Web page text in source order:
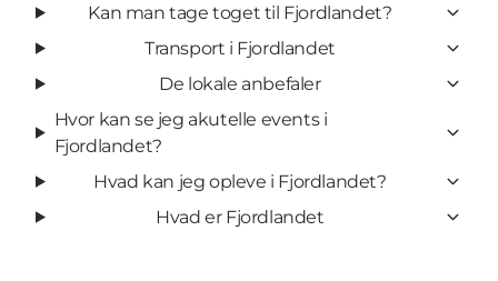
Kan man tage toget til Fjordlandet?
Transport i Fjordlandet
De lokale anbefaler
Hvor kan se jeg akutelle events i
Fjordlandet?
Hvad kan jeg opleve i Fjordlandet?
Hvad er Fjordlandet